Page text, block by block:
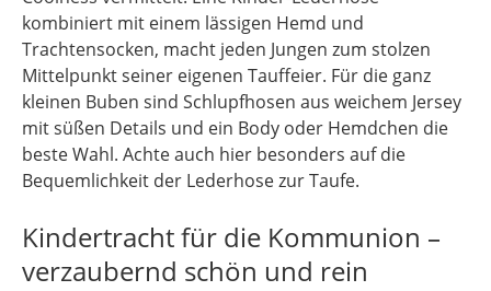
kombiniert mit einem lässigen Hemd und
Trachtensocken, macht jeden Jungen zum stolzen
Mittelpunkt seiner eigenen Tauffeier. Für die ganz
kleinen Buben sind Schlupfhosen aus weichem Jersey
mit süßen Details und ein Body oder Hemdchen die
beste Wahl. Achte auch hier besonders auf die
Bequemlichkeit der Lederhose zur Taufe.
Kindertracht für die Kommunion –
verzaubernd schön und rein